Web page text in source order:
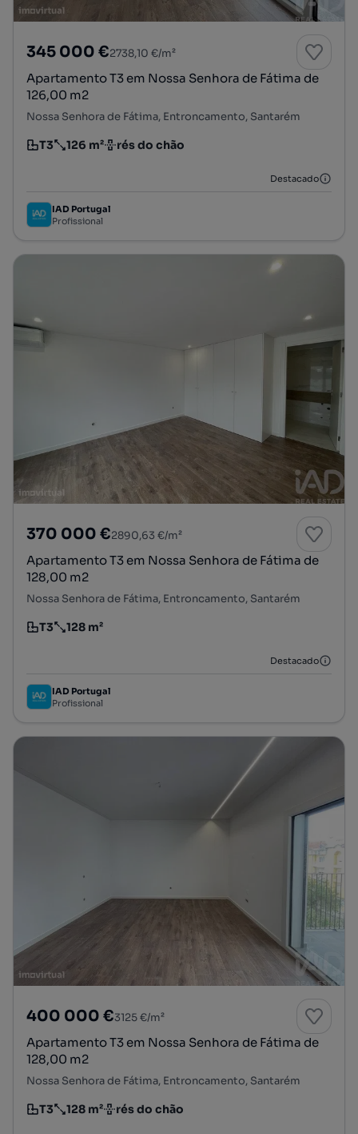
345 000 €2738,10 €/m²
Apartamento T3 em Nossa Senhora de Fátima de
126,00 m2
Nossa Senhora de Fátima, Entroncamento, Santarém
Tipologia
T3
Preço por metro quadrado
126 m²
Andar rés do chão
Destacado
IAD Portugal
Profissional
370 000 €2890,63 €/m²
Apartamento T3 em Nossa Senhora de Fátima de
128,00 m2
Nossa Senhora de Fátima, Entroncamento, Santarém
Tipologia
T3
Preço por metro quadrado
128 m²
Destacado
IAD Portugal
Profissional
400 000 €3125 €/m²
Apartamento T3 em Nossa Senhora de Fátima de
128,00 m2
Nossa Senhora de Fátima, Entroncamento, Santarém
Tipologia
T3
Preço por metro quadrado
128 m²
Andar rés do chão